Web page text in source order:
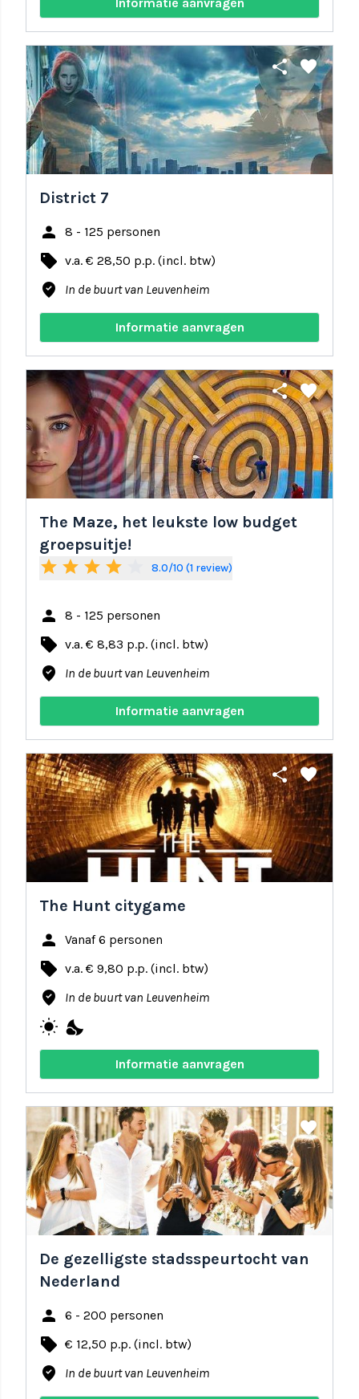
share favorite
District 7
person 8 - 125 personen
local_offer v.a. € 28,50 p.p. (incl. btw)
where_to_vote In de buurt van Leuvenheim
Informatie aanvragen
share favorite
The Maze, het leukste low budget
groepsuitje!
star star star star 8.0/10 (1 review)
person 8 - 125 personen
local_offer v.a. € 8,83 p.p. (incl. btw)
where_to_vote In de buurt van Leuvenheim
Informatie aanvragen
share favorite
The Hunt citygame
person Vanaf 6 personen
local_offer v.a. € 9,80 p.p. (incl. btw)
where_to_vote In de buurt van Leuvenheim
wb_sunny nights_stay
Informatie aanvragen
share favorite
De gezelligste stadsspeurtocht van
Nederland
person 6 - 200 personen
local_offer € 12,50 p.p. (incl. btw)
where_to_vote In de buurt van Leuvenheim